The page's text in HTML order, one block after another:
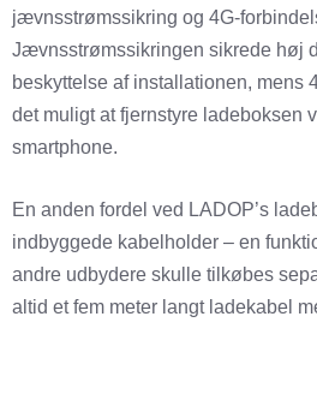
jævnsstrømssikring og 4G-
Jævnsstrømssikringen sikrede høj
beskyttelse af installationen, mens
det muligt at fjernstyre ladeboksen
smartphone.
En anden fordel ved LADOP’s
indbyggede kabelholder – en
andre udbydere skulle tilkøbes
altid et fem meter langt ladekabel